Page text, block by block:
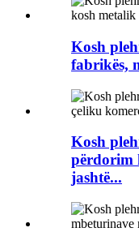
Kosh
fabrikës,
Kosh
përdorim
jashtë...